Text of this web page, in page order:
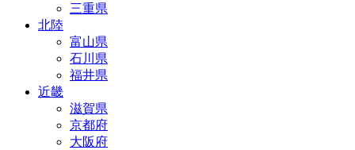
三重県
北陸
富山県
石川県
福井県
近畿
滋賀県
京都府
大阪府